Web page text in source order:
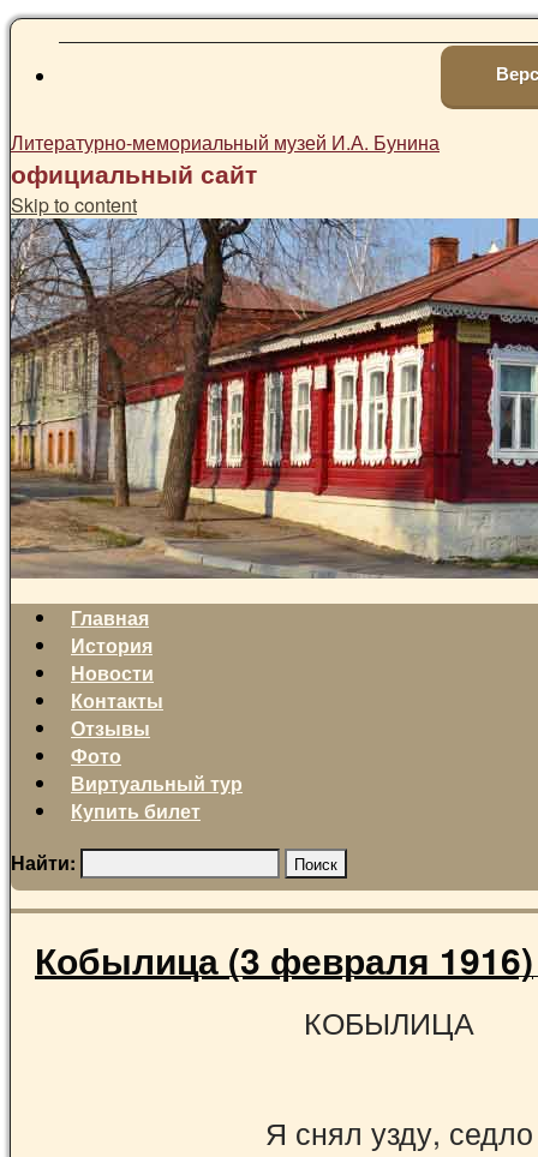
Литературно-мемориальный музей И.А. Бунина
официальный сайт
Skip to content
Главная
История
Новости
Контакты
Отзывы
Фото
Виртуальный тур
Купить билет
Найти:
Кобылица (3 февраля 1916)
КОБЫЛИЦА
Я снял узду,